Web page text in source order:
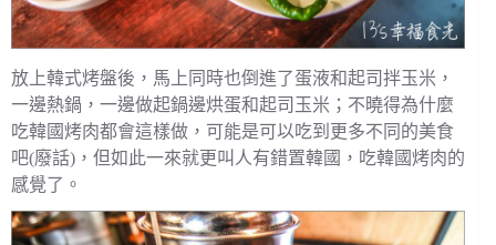
放上韓式烤盤後，馬上同時也倒進了蛋液和起司拌玉米，
一邊熱鍋，一邊做起鍋邊烘蛋和起司玉米；不曉得為什麼
吃韓國烤肉都會這樣做，可能是可以吃到更多不同的美食
吧(廢話)，但如此一來就更叫人有錯置韓國，吃韓國烤肉的
感覺了。